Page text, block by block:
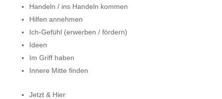
Handeln / ins Handeln kommen
Hilfen annehmen
Ich-Gefühl (erwerben / fördern)
Ideen
Im Griff haben
Innere Mitte finden
Jetzt & Hier